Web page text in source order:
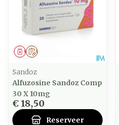
Op voorschrift
Geneesmiddel
Sandoz
Alfuzosine Sandoz Comp
30 X 10mg
€ 18,50
Reserveer